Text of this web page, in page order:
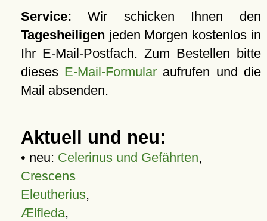
Service: Wir schicken Ihnen den
Tagesheiligen jeden Morgen kostenlos in
Ihr E-Mail-Postfach. Zum Bestellen bitte
dieses E-Mail-Formular aufrufen und die
Mail absenden.
Aktuell und neu:
• neu: Celerinus und Gefährten,
Crescens
Eleutherius,
Ælfleda,